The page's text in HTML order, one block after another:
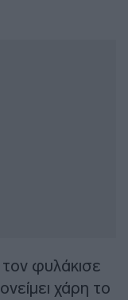
φυλάκισε
χάρη το